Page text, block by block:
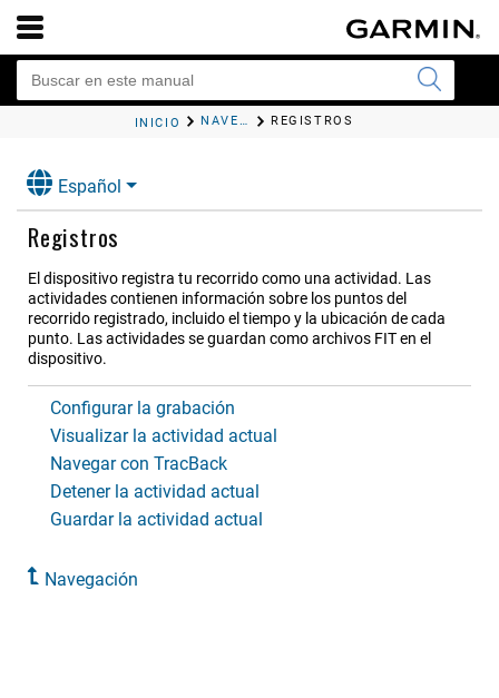
INICIO NAVEGACIÓN REGISTROS
Español
Registros
El dispositivo registra tu recorrido como una actividad. Las
actividades contienen información sobre los puntos del
recorrido registrado, incluido el tiempo y la ubicación de cada
punto. Las actividades se guardan como archivos FIT en el
dispositivo.
Configurar la grabación
Visualizar la actividad actual
Navegar con TracBack
Detener la actividad actual
Guardar la actividad actual
Navegación